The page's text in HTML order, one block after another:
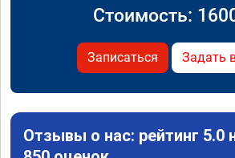
Стоимость:
Записаться Задать
Отзывы о нас: рейтинг 5.0